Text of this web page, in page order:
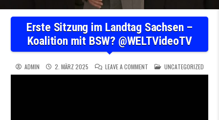
Erste Sitzung im Landtag Sachsen –
Koalition mit BSW? @WELTVideoTV
ADMIN 2. MÄRZ 2025 LEAVE A COMMENTON ERSTE SITZUNG IM
POSTED IN
UNCATEGORIZED